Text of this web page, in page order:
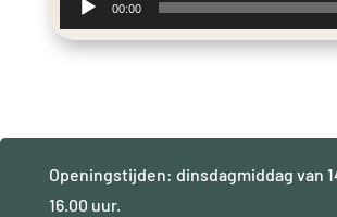
00:00
Openingstijden: dinsdagmiddag van
16.00 uur.